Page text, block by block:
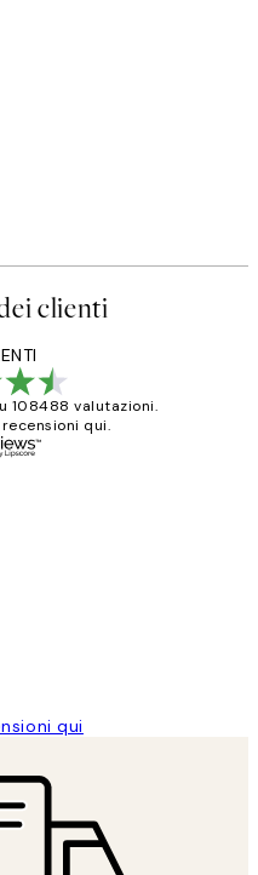
clienti
108488 valutazioni.
qui.
qui